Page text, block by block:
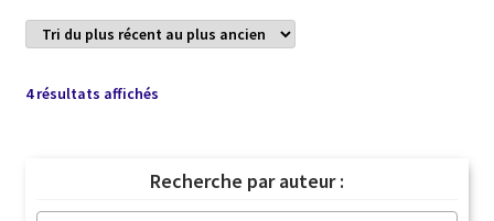
4 résultats affichésTrié
au
plus
Recherche par auteur :